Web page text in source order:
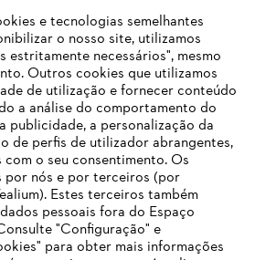
e tecnologias semelhantes
o nosso site, utilizamos
estritamente necessários", mesmo
Outros cookies que utilizamos
de utilização e fornecer conteúdo
a análise do comportamento do
publicidade, a personalização da
de perfis de utilizador abrangentes,
o seu consentimento. Os
por nós e por terceiros (por
Estes terceiros também
pessoais fora do Espaço
"Configuração" e
para obter mais informações